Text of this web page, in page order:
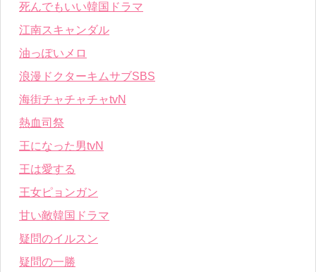
死んでもいい韓国ドラマ
江南スキャンダル
油っぽいメロ
浪漫ドクターキムサブSBS
海街チャチャチャtvN
熱血司祭
王になった男tvN
王は愛する
王女ピョンガン
甘い敵韓国ドラマ
疑問のイルスン
疑問の一勝